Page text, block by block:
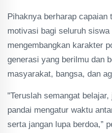
Pihaknya berharap capaian
motivasi bagi seluruh
mengembangkan karakter
generasi yang berilmu dan
masyarakat, bangsa, dan
"Teruslah semangat
pandai mengatur waktu
serta jangan lupa berdoa,”